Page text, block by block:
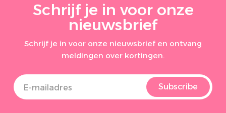
Schrijf je in voor onze
nieuwsbrief
Schrijf je in voor onze nieuwsbrief en ontvang
meldingen over kortingen.
Subscribe